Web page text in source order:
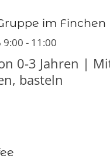
im Finchen
- 11:00
0-3 Jahren |
basteln